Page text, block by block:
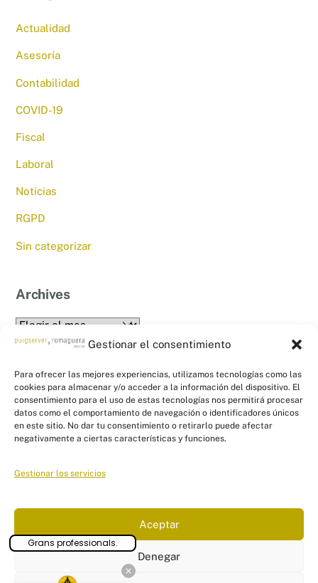
Gestionar el consentimiento
Para ofrecer las mejores experiencias, utilizamos tecnologías como las
cookies para almacenar y/o acceder a la información del dispositivo. El
consentimiento para el uso de estas tecnologías nos permitirá procesar
datos como el comportamiento de navegación o identificadores únicos
en este sitio. No dar tu consentimiento o retirarlo puede afectar
negativamente a ciertas características y funciones.
Gestionar los servicios
Aceptar
Denegar
Grans professionals.
Actualidad
Asesoría
Contabilidad
COVID-19
Fiscal
Laboral
Noticias
RGPD
Sin categorizar
Archives
Archives
Back
PYR Asesores - Asesoría Fiscal, Contable
Aviso Legal|Política de Privacidad|Política de Cookies|Panel
configuración cookies
© Puigserver y Romaguera Asesores